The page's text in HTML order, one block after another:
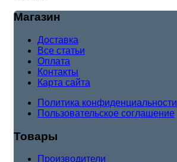
Магазин
Доставка
Все статьи
Оплата
Контакты
Карта сайта
Политика конфиденциальности
Пользовательское соглашение
Товары
Производители